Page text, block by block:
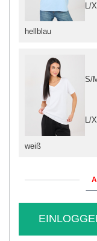
hellblau
L/XL
weiß
S/
L/